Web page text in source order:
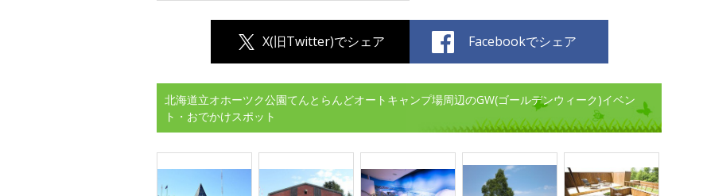
X(旧Twitter)でシェア Facebookでシェア
北海道立オホーツク公園てんとらんどオートキャンプ場周辺のGW(ゴールデンウィーク)イベン
ト・おでかけスポット